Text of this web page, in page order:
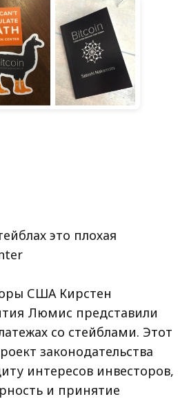
это плохая
США Кирстен
Люмис представили
со стейблами. Этот
законодательства
интересов инвесторов,
и принятие